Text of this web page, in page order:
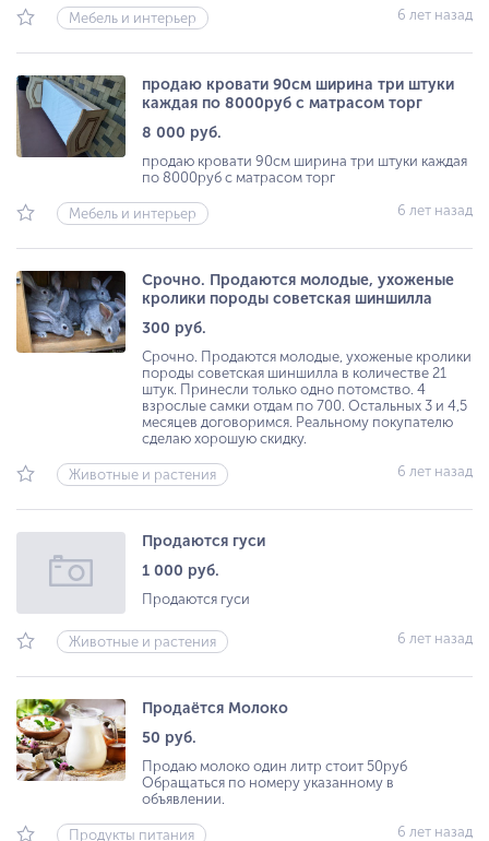
Мебель и интерьер 6 лет назад
продаю кровати 90см ширина три штуки
каждая по 8000руб с матрасом торг
8 000 руб.
продаю кровати 90см ширина три штуки каждая
по 8000руб с матрасом торг
Мебель и интерьер 6 лет назад
Срочно. Продаются молодые, ухоженые
кролики породы советская шиншилла
300 руб.
Срочно. Продаются молодые, ухоженые кролики
породы советская шиншилла в количестве 21
штук. Принесли только одно потомство. 4
взрослые самки отдам по 700. Остальных 3 и 4,5
месяцев договоримся. Реальному покупателю
сделаю хорошую скидку.
Животные и растения 6 лет назад
Продаются гуси
1 000 руб.
Продаются гуси
Животные и растения 6 лет назад
Продаётся Молоко
50 руб.
Продаю молоко один литр стоит 50руб
Обращаться по номеру указанному в
объявлении.
Продукты питания 6 лет назад